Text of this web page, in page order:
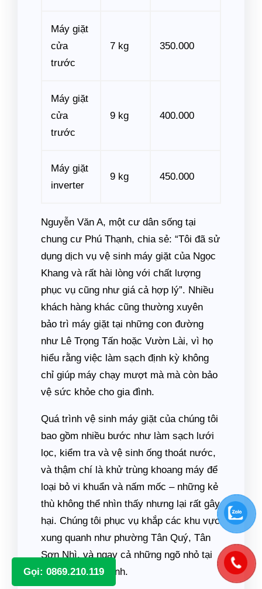
Gọi: 0869.210.119
Máy giặt
cửa
trước
7 kg 350.000
Máy giặt
cửa
trước
9 kg 400.000
Máy giặt
inverter
9 kg 450.000
Nguyễn Văn A, một cư dân sống tại
chung cư Phú Thạnh, chia sẻ: “Tôi đã sử
dụng dịch vụ vệ sinh máy giặt của Ngọc
Khang và rất hài lòng với chất lượng
phục vụ cũng như giá cả hợp lý”. Nhiều
khách hàng khác cũng thường xuyên
bảo trì máy giặt tại những con đường
như Lê Trọng Tấn hoặc Vườn Lài, vì họ
hiểu rằng việc làm sạch định kỳ không
chỉ giúp máy chạy mượt mà mà còn bảo
vệ sức khỏe cho gia đình.
Quá trình vệ sinh máy giặt của chúng tôi
bao gồm nhiều bước như làm sạch lưới
lọc, kiểm tra và vệ sinh ống thoát nước,
và thậm chí là khử trùng khoang máy để
loại bỏ vi khuẩn và nấm mốc – những kẻ
thù không thể nhìn thấy nhưng lại rất gây
hại. Chúng tôi phục vụ khắp các khu vực
xung quanh như phường Tân Quý, Tân
Sơn Nhì, và ngay cả những ngõ nhỏ tại
khu phố Phú Thạnh.